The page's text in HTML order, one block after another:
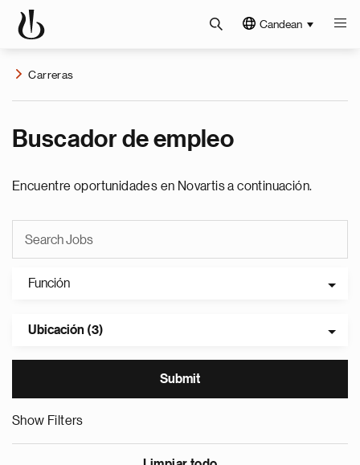
Candean
Carreras
Buscador de empleo
Encuentre oportunidades en Novartis a continuación.
Función
Ubicación (3)
Show Filters